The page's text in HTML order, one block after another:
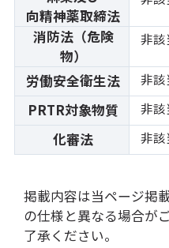
向精神薬取締法
消防法（危険
物）
非該
労働安全衛生法 非該
PRTR対象物質 非該
化審法 非該
掲載内容は当ページ掲
の仕様と異なる場合が
了承ください。